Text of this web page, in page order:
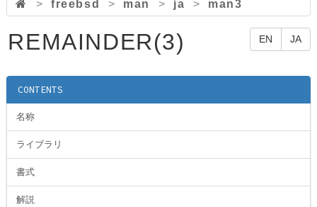
> freebsd > man > ja > man3
EN JA
REMAINDER(3)
CONTENTS
名称
ライブラリ
書式
解説